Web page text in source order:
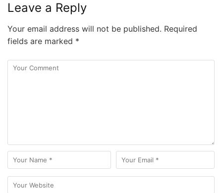
Leave a Reply
Your email address will not be published. Required
fields are marked *